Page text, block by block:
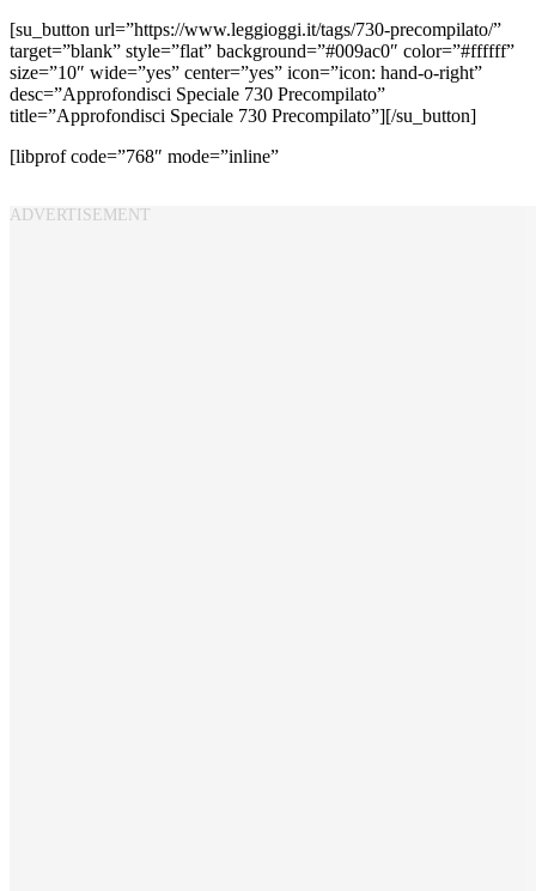
[su_button url=”https://www.leggioggi.it/tags/730-precompilato/”
target=”blank” style=”flat” background=”#009ac0″ color=”#ffffff”
size=”10″ wide=”yes” center=”yes” icon=”icon: hand-o-right”
desc=”Approfondisci Speciale 730 Precompilato”
title=”Approfondisci Speciale 730 Precompilato”][/su_button]
[libprof code=”768″ mode=”inline”